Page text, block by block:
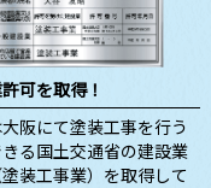
可を取得！
阪にて塗装工事を行う
る国土交通省の建設業
装工事業）を取得して